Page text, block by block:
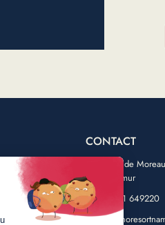
CONTACT
Av. Baron de
5000 Namur
+32 (0) 81 649220